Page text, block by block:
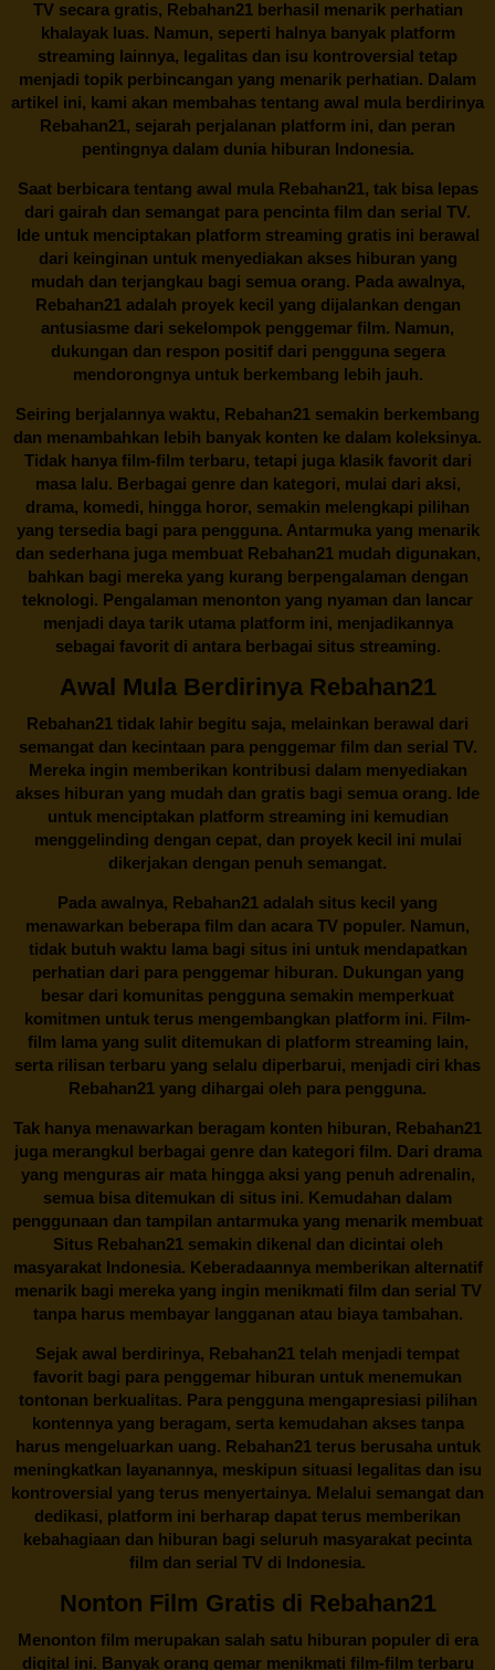
TV secara gratis, Rebahan21berhasil menarik perhatian
khalayak luas. Namun, seperti halnya banyak platform
streaming lainnya, legalitas dan isu kontroversial tetap
menjadi topik perbincangan yang menarik perhatian. Dalam
artikel ini, kami akan membahas tentang awal mula berdirinya
Rebahan21, sejarah perjalanan platform ini, dan peran
pentingnya dalam dunia hiburan Indonesia.
Saat berbicara tentang awal mula Rebahan21, tak bisa lepas
dari gairah dan semangat para pencinta film dan serial TV.
Ide untuk menciptakan platform streaming gratis ini berawal
dari keinginan untuk menyediakan akses hiburan yang
mudah dan terjangkau bagi semua orang. Pada awalnya,
Rebahan21 adalah proyek kecil yang dijalankan dengan
antusiasme dari sekelompok penggemar film. Namun,
dukungan dan respon positif dari pengguna segera
mendorongnya untuk berkembang lebih jauh.
Seiring berjalannya waktu, Rebahan21 semakin berkembang
dan menambahkan lebih banyak konten ke dalam koleksinya.
Tidak hanya film-film terbaru, tetapi juga klasik favorit dari
masa lalu. Berbagai genre dan kategori, mulai dari aksi,
drama, komedi, hingga horor, semakin melengkapi pilihan
yang tersedia bagi para pengguna. Antarmuka yang menarik
dan sederhana juga membuatRebahan21mudah digunakan,
bahkan bagi mereka yang kurang berpengalaman dengan
teknologi. Pengalaman menonton yang nyaman dan lancar
menjadi daya tarik utama platform ini, menjadikannya
sebagai favorit di antara berbagai situs streaming.
Awal Mula Berdirinya Rebahan21
Rebahan21 tidak lahir begitu saja, melainkan berawal dari
semangat dan kecintaan para penggemar film dan serial TV.
Mereka ingin memberikan kontribusi dalam menyediakan
akses hiburan yang mudah dan gratis bagi semua orang. Ide
untuk menciptakan platform streaming ini kemudian
menggelinding dengan cepat, dan proyek kecil ini mulai
dikerjakan dengan penuh semangat.
Pada awalnya, Rebahan21 adalah situs kecil yang
menawarkan beberapa film dan acara TV populer. Namun,
tidak butuh waktu lama bagi situs ini untuk mendapatkan
perhatian dari para penggemar hiburan. Dukungan yang
besar dari komunitas pengguna semakin memperkuat
komitmen untuk terus mengembangkan platform ini. Film-
film lama yang sulit ditemukan di platform streaming lain,
serta rilisan terbaru yang selalu diperbarui, menjadi ciri khas
Rebahan21 yang dihargai oleh para pengguna.
Tak hanya menawarkan beragam konten hiburan, Rebahan21
juga merangkul berbagai genre dan kategori film. Dari drama
yang menguras air mata hingga aksi yang penuh adrenalin,
semua bisa ditemukan di situs ini. Kemudahan dalam
penggunaan dan tampilan antarmuka yang menarik membuat
Situs Rebahan21semakin dikenal dan dicintai oleh
masyarakat Indonesia. Keberadaannya memberikan alternatif
menarik bagi mereka yang ingin menikmati film dan serial TV
tanpa harus membayar langganan atau biaya tambahan.
Sejak awal berdirinya, Rebahan21 telah menjadi tempat
favorit bagi para penggemar hiburan untuk menemukan
tontonan berkualitas. Para pengguna mengapresiasi pilihan
kontennya yang beragam, serta kemudahan akses tanpa
harus mengeluarkan uang. Rebahan21terus berusaha untuk
meningkatkan layanannya, meskipun situasi legalitas dan isu
kontroversial yang terus menyertainya. Melalui semangat dan
dedikasi, platform ini berharap dapat terus memberikan
kebahagiaan dan hiburan bagi seluruh masyarakat pecinta
film dan serial TV di Indonesia.
Nonton Film Gratis di Rebahan21
Menonton film merupakan salah satu hiburan populer di era
digital ini. Banyak orang gemar menikmati film-film terbaru